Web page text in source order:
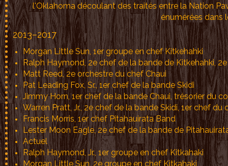
l'Oklahoma découlant des traités entre la Nation
énumérées dans
2013–2017
Morgan Little Sun, 1er groupe en chef Kitkehahki
Ralph Haymond, 2e chef de la bande de Kitkehahki,
Matt Reed, 2e orchestre du chef Chaui
Pat Leading Fox, Sr., 1er chef de la bande Skidi
Jimmy Horn, 1er chef de la bande Chaui, trésorier du
Warren Pratt, Jr., 2e chef de la bande Skidi, 1er chef du
Francis Morris, 1er chef Pitahauirata Band
Lester Moon Eagle, 2e chef de la bande de
Actuel
Ralph Haymond, Jr., 1er groupe en chef Kitkahaki
Morgan Little Sun, 2e groupe en chef Kitkahaki